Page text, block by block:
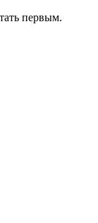
первым.